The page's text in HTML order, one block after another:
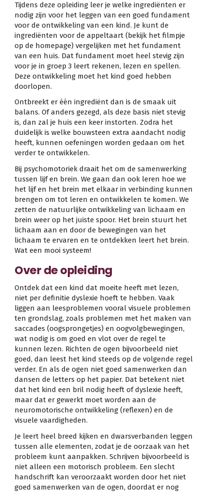
Tijdens deze opleiding leer je welke ingrediënten er
nodig zijn voor het leggen van een goed fundament
voor de ontwikkeling van een kind. Je kunt de
ingrediënten voor de appeltaart (bekijk het filmpje
op de homepage) vergelijken met het fundament
van een huis. Dat fundament moet heel stevig zijn
voor je in groep 3 leert rekenen, lezen en spellen.
Deze ontwikkeling moet het kind goed hebben
doorlopen.
Ontbreekt er één ingrediënt dan is de smaak uit
balans. Of anders gezegd, als deze basis niet stevig
is, dan zal je huis een keer instorten. Zodra het
duidelijk is welke bouwsteen extra aandacht nodig
heeft, kunnen oefeningen worden gedaan om het
verder te ontwikkelen.
Bij psychomotoriek draait het om de samenwerking
tussen lijf en brein. We gaan dan ook leren hoe we
het lijf en het brein met elkaar in verbinding kunnen
brengen om tot leren en ontwikkelen te komen. We
zetten de natuurlijke ontwikkeling van lichaam en
brein weer op het juiste spoor. Het brein stuurt het
lichaam aan en door de bewegingen van het
lichaam te ervaren en te ontdekken leert het brein.
Wat een mooi systeem!
Over de opleiding
Ontdek dat een kind dat moeite heeft met lezen,
niet per definitie dyslexie hoeft te hebben. Vaak
liggen aan leesproblemen vooral visuele problemen
ten grondslag, zoals problemen met het maken van
saccades (oogsprongetjes) en oogvolgbewegingen,
wat nodig is om goed en vlot over de regel te
kunnen lezen. Richten de ogen bijvoorbeeld niet
goed, dan leest het kind steeds op de volgende regel
verder. En als de ogen niet goed samenwerken dan
dansen de letters op het papier. Dat betekent niet
dat het kind een bril nodig heeft of dyslexie heeft,
maar dat er gewerkt moet worden aan de
neuromotorische ontwikkeling (reflexen) en de
visuele vaardigheden.
Je leert heel breed kijken en dwarsverbanden leggen
tussen alle elementen, zodat je de oorzaak van het
probleem kunt aanpakken. Schrijven bijvoorbeeld is
niet alleen een motorisch probleem. Een slecht
handschrift kan veroorzaakt worden door het niet
goed samenwerken van de ogen, doordat er nog